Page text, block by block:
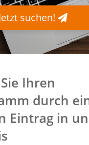
suchen!
Ihren
durch
Eintrag in